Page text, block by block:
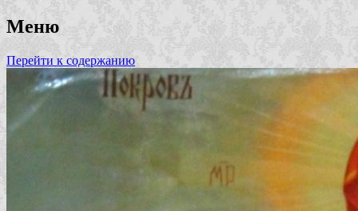
Меню
Перейти к содержанию